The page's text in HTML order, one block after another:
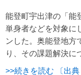
能登町宇出津の「能
単身者などを対象に
ンした。奥能登地方
り、その課題解決に
>>続きを読む 〔出典